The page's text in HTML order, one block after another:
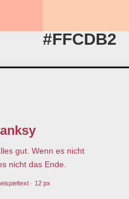
#FFCDB2
gut. Wenn es nicht
nicht das Ende.
· 12 px